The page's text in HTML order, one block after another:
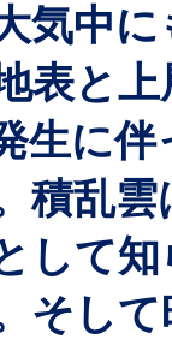
気中
表と
生に
積乱
して
そし